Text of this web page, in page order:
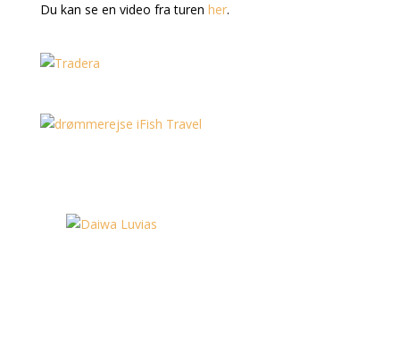
Du kan se en video fra turen her.